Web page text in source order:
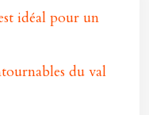
idéal pour un
du val